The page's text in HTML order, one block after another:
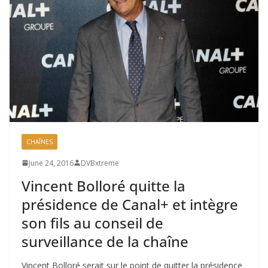
CHAÎNES
June 24, 2016 DVBxtreme
Vincent Bolloré quitte la
présidence de Canal+ et intègre
son fils au conseil de
surveillance de la chaîne
Vincent Bolloré serait sur le point de quitter la présidence